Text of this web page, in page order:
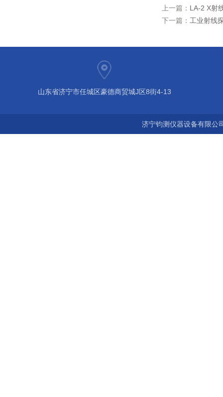
上一篇： LA-2 X射
下一篇： 工业射线
山东省济宁市任城区豪德商贸城J区8街4-13
济宁钧测仪器设备有限